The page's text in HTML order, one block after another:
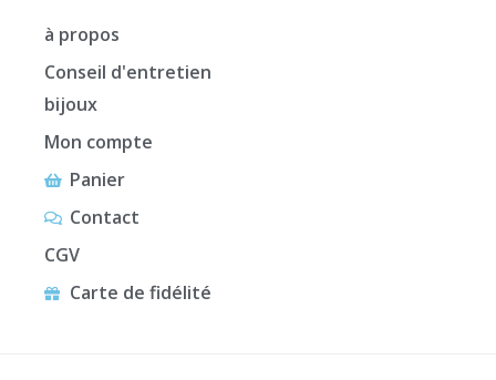
à propos
Conseil d'entretien
bijoux
Mon compte
Panier
Contact
CGV
Carte de fidélité